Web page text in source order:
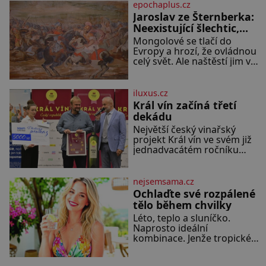
Ale kdo by doufal, že horká
zem u herečky ze seriálu
Ulice a režiséra vychladne,
epochaplus.cz
Jaroslav ze Šternberka:
Neexistující šlechtic,
který z Moravy vyžene
Mongoly
Mongolové se tlačí do
Evropy a hrozí, že ovládnou
celý svět. Ale naštěstí jim v
království, které dokáže
dobyvatelské hordy zastavit.
Co nedokáže žádná z
asijských říší, co nedokážou
Němci – to dokáže český
král. Nebo že by ne?
Mongolové od roku 1223
iluxus.cz
Král vín začíná třetí
dekádu
Největší český vinařský
projekt Král vín ve svém již
jednadvacátém ročníku
porota z celkem 1260
vzorků od 157 vinařů. Král
vín, který se – i pře
nejsemsama.cz
Ochlaďte své rozpálené
tělo během chvilky
Léto, teplo a sluníčko.
Naprosto ideální
kombinace. Jenže tropické